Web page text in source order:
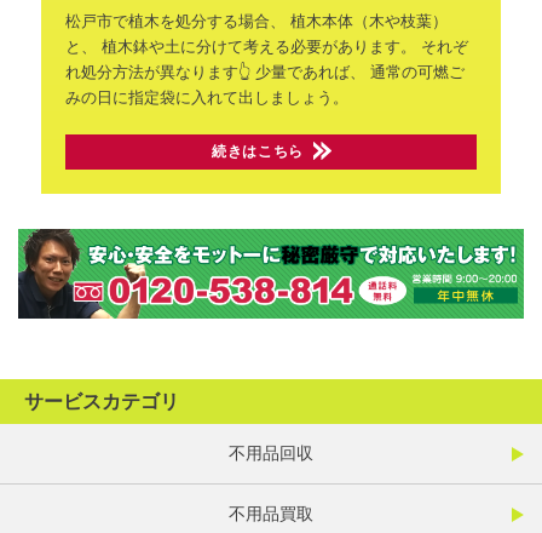
松戸市で植木を処分する場合、
植木本体（木や枝葉）
と、
植木鉢や土に分けて考える必要があります。
それぞ
れ処分方法が異なります👆 少量であれば、
通常の可燃ご
みの日に指定袋に入れて出しましょう。
続きはこちら
サービスカテゴリ
不用品回収
不用品買取